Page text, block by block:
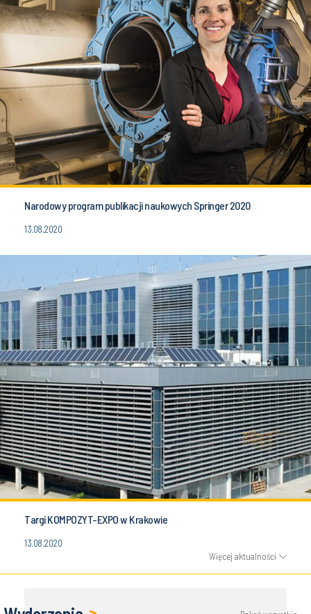
Narodowy program publikacji naukowych Springer 2020
13.08.2020
Targi KOMPOZYT-EXPO w Krakowie
13.08.2020
Więcej aktualności